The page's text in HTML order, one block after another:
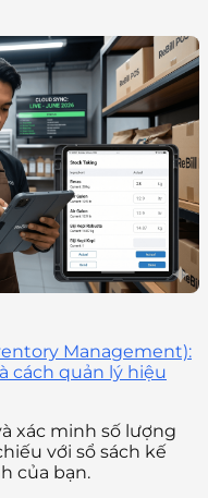
Management):
cách quản lý hiệu
xác minh số lượng
với sổ sách kế
của bạn.